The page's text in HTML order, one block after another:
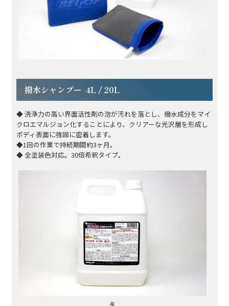
撥水シャンプー 4L / 20L
◆ 洗浄力の高い界面活性剤の泡が汚れを落とし、撥水成分をマイ
クロエマルジョン化することにより、クリアーな光沢層を形成し
ボディ表面に強固に密着します。
◆1回の作業で持続期間約3ヶ月。
◆ 全塗装色対応。30倍希釈タイプ。
4L